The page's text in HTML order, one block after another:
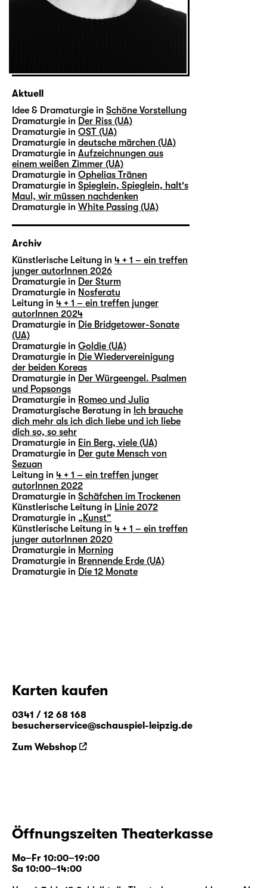
Aktuell
Idee & Dramaturgie in Schöne Vorstellung
Dramaturgie in Der Riss (UA)
Dramaturgie in OST (UA)
Dramaturgie in deutsche märchen (UA)
Dramaturgie in Aufzeichnungen aus
einem weißen Zimmer (UA)
Dramaturgie in Ophelias Tränen
Dramaturgie in Spieglein, Spieglein, halt's
Maul, wir müssen nachdenken
Dramaturgie in White Passing (UA)
Archiv
Künstlerische Leitung in 4 + 1 – ein treffen
junger autorInnen 2026
Dramaturgie in Der Sturm
Dramaturgie in Nosferatu
Leitung in 4 + 1 – ein treffen junger
autorInnen 2024
Dramaturgie in Die Bridgetower-Sonate
(UA)
Dramaturgie in Goldie (UA)
Dramaturgie in Die Wiedervereinigung
der beiden Koreas
Dramaturgie in Der Würgeengel. Psalmen
und Popsongs
Dramaturgie in Romeo und Julia
Dramaturgische Beratung in Ich brauche
dich mehr als ich dich liebe und ich liebe
dich so, so sehr
Dramaturgie in Ein Berg, viele (UA)
Dramaturgie in Der gute Mensch von
Sezuan
Leitung in 4 + 1 – ein treffen junger
autorInnen 2022
Dramaturgie in Schäfchen im Trockenen
Künstlerische Leitung in Linie 2072
Dramaturgie in „Kunst“
Künstlerische Leitung in 4 + 1 – ein treffen
junger autorInnen 2020
Dramaturgie in Morning
Dramaturgie in Brennende Erde (UA)
Dramaturgie in Die 12 Monate
Karten kaufen
0341 / 12 68 168
besucherservice@schauspiel-leipzig.de
Zum Webshop
Öffnungszeiten Theaterkasse
Mo–Fr 10:00–19:00
Sa 10:00–14:00